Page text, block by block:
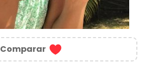
Comparar